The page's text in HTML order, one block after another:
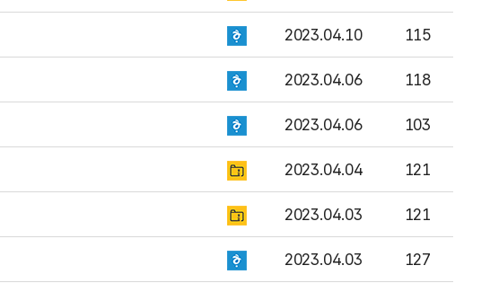
2023.04.10 115
2023.04.06 118
2023.04.06 103
2023.04.04 121
2023.04.03 121
2023.04.03 127